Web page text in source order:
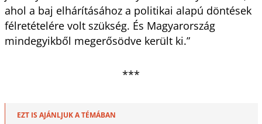
ahol a baj elhárításához a politikai alapú döntések
félretételére volt szükség. És Magyarország
mindegyikből megerősödve került ki.”
***
EZT IS AJÁNLJUK A TÉMÁBAN